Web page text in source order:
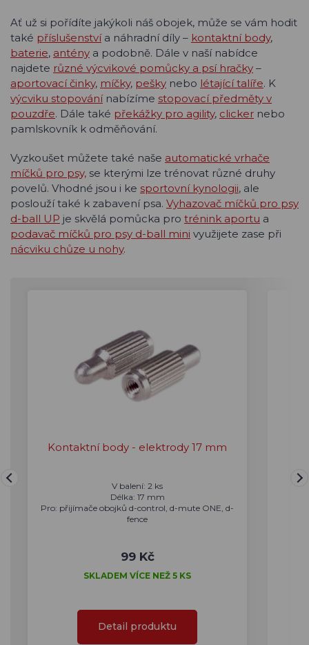
Ať už si pořídíte jakýkoli náš obojek, může se vám hodit
také příslušenstvía náhradní díly – kontaktní body,
baterie, antény a podobně. Dále v naší nabídce
najdete různé výcvikové pomůcky a psí hračky –
aportovací činky, míčky, pešky nebo létající talíře. K
výcviku stopovánínabízíme stopovací předměty v
pouzdře. Dále také překážky pro agility, clicker nebo
pamlskovník k odměňování.
Vyzkoušet můžete také naše automatické vrhače
míčků pro psy, se kterými lze trénovat různé druhy
povelů. Vhodné jsou i ke sportovní kynologii, ale
poslouží také k zabavení psa. Vyhazovač míčků pro psy
d-ball UP je skvělá pomůcka pro trénink aportu a
podavač míčků pro psy d-ball mini využijete zase při
nácviku chůze u nohy.
Kontaktní body - elektrody 17 mm
V balení: 2 ks
Délka: 17 mm
Pro: přijímače obojků d-control, d-mute ONE, d-
fence
99 Kč
SKLADEM VÍCE NEŽ 5 KS
Detail produktu